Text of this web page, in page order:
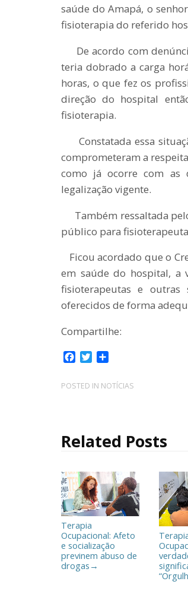
saúde do Amapá, o
fisioterapia do referido
De acordo com
teria dobrado a carga
horas, o que fez os
direção do hospital
fisioterapia.
Constatada essa
comprometeram a
como já ocorre com as
legalização vigente.
Também ressaltada
público para
Ficou acordado que o
em saúde do hospital, a
fisioterapeutas e outras
oferecidos de forma
Compartilhe:
c
e
k
i
t
m
p
i
a
r
POSTED IN NOTÍCIAS
Related Posts
Terapia
Ocupacional: Afeto
e socialização
previnem abuso de
drogas →